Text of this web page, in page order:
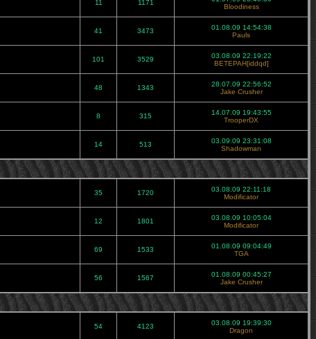
11 1171
Bloodiness
41 3473
01.08.09 14:54:38
Pauls
101 3529
03.08.09 22:19:22
BETEPAH[iddqd]
48 1343
28.07.09 22:56:52
Jake Crusher
8 315
14.07.09 19:43:55
TrooperDX
14 513
03.09.09 23:31:08
Shadowman
35 1720
03.08.09 22:11:18
Modificator
12 1801
03.08.09 10:05:04
Modificator
69 1533
01.08.09 09:04:49
TGA
56 1567
01.08.09 00:45:27
Jake Crusher
54 4123
03.08.09 19:39:30
Dragon